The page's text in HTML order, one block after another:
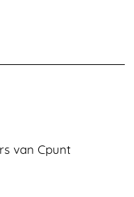
van Cpunt